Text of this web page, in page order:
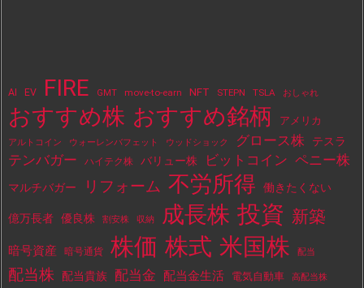
AI EV FIRE GMT move-to-earn NFT STEPN TSLA おしゃれ
おすすめ株 おすすめ銘柄 アメリカ
アルトコイン ウォーレンバフェット ウッドショック グロース株 テスラ
テンバガー ハイテク株 バリュー株 ビットコイン ペニー株
マルチバガー リフォーム 不労所得 働きたくない
億万長者 優良株 割安株 収納 成長株 投資 新築
暗号資産 暗号通貨 株価 株式 米国株 配当
配当株 配当貴族 配当金 配当金生活 電気自動車 高配当株